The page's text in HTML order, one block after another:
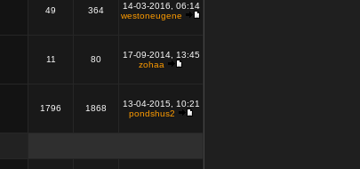
49 364
14-03-2016, 06:14
westoneugene
11 80
17-09-2014, 13:45
zohaa
1796 1868
13-04-2015, 10:21
pondshus2